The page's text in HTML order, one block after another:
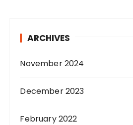
ARCHIVES
November 2024
December 2023
February 2022